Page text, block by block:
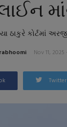
ઠાકુરે કોર્ટમાં
Nov 11, 2025
Twitter